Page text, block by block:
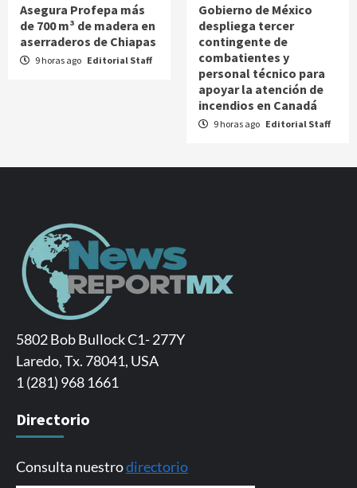
Asegura Profepa más
de 700 m³ de madera en
aserraderos de Chiapas
9 horas ago Editorial Staff
Gobierno de México
despliega tercer
contingente de
combatientes y
personal técnico para
apoyar la atención de
incendios en Canadá
9 horas ago Editorial Staff
5802 Bob Bullock C1- 277Y
Laredo, Tx. 78041, USA
1 (281) 968 1661
Directorio
Consulta nuestrodirectorio